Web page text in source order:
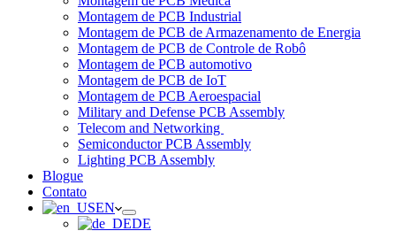
Montagem de PCB Industrial
Montagem de PCB de Armazenamento de Energia
Montagem de PCB de Controle de Robô
Montagem de PCB automotivo
Montagem de PCB de IoT
Montagem de PCB Aeroespacial
Military and Defense PCB Assembly
Telecom and Networking
Semiconductor PCB Assembly
Lighting PCB Assembly
Blogue
Contato
EN
DE